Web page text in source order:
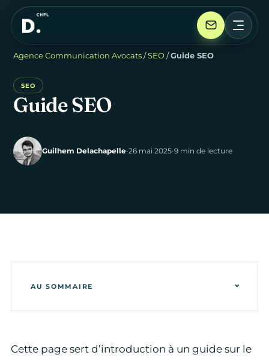
Agence Communication Avocats /SEO /Guide SEO
SEO
GuideSEO
Guilhem Delachapelle•26 mai 2025•9 min de lecture
Cette page sert d’introduction à un guide sur le
AU SOMMAIRE